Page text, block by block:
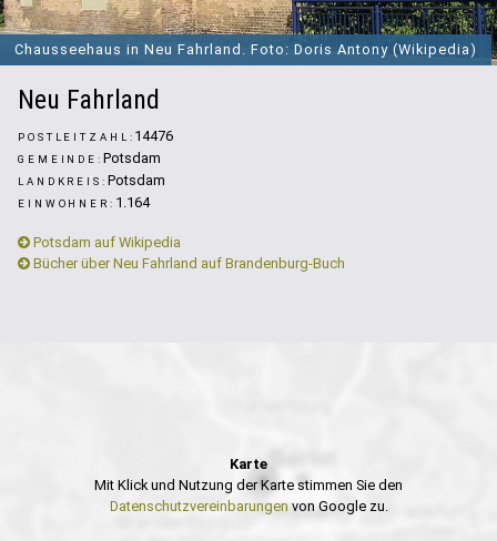
Chausseehaus in Neu Fahrland. Foto: Doris Antony (Wikipedia)
Neu Fahrland
POSTLEITZAHL: 14476
GEMEINDE: Potsdam
LANDKREIS: Potsdam
EINWOHNER: 1.164
Potsdam auf Wikipedia
Bücher über Neu Fahrland auf Brandenburg-Buch
Karte
Mit Klick und Nutzung der Karte stimmen Sie den
Datenschutzvereinbarungen von Google zu.